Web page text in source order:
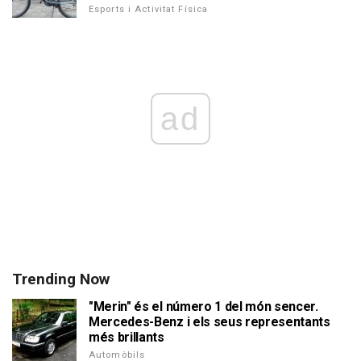
Esports i Activitat Física
ad
Trending Now
"Merin" és el número 1 del món sencer.
Mercedes-Benz i els seus representants
més brillants
Automòbils